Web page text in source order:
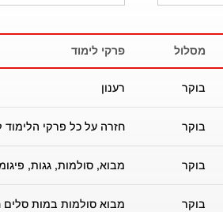
מסלול פרקי לימוד
בוקר רענון
בוקר חזרה על כל פרקי
בוקר מבוא, סולמות, גגות,
בוקר מבוא סולמות במות